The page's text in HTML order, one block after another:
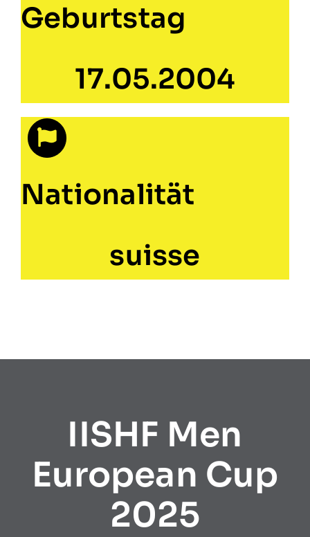
Geburtstag
17.05.2004
Nationalität
suisse
IISHF Men
European Cup
2025